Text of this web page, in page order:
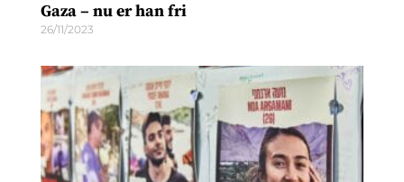
Gaza – nu er han fri
26/11/2023